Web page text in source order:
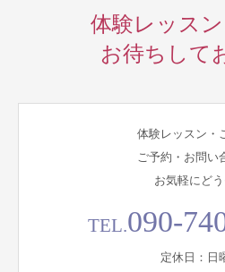
体験レッス
お待ちして
体験レッスン・
ご予約・お問い
お気軽にどう
TEL.090-
定休日：日